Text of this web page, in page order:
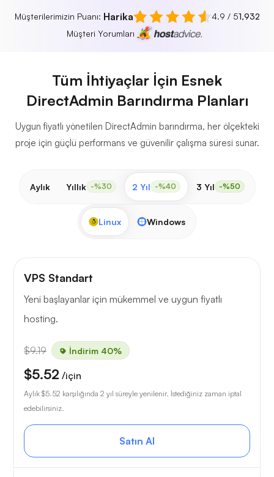
Müşterilerimizin Puanı: Harika 4.9 / 51,932
Müşteri Yorumları
Tüm İhtiyaçlar İçin Esnek
DirectAdmin Barındırma Planları
Uygun fiyatlı yönetilen DirectAdmin barındırma, her ölçekteki
proje için güçlü performans ve güvenilir çalışma süresi sunar.
Aylık Yıllık -%30 2 Yıl -%40 3 Yıl -%50
Linux Windows
VPS Standart
Yeni başlayanlar için mükemmel ve uygun fiyatlı
hosting.
$9.19 İndirim 40%
$5.52 /için
Aylık $5.52 karşılığında 2 yıl süreyle yenilenir. İstediğiniz zaman iptal
edebilirsiniz.
Satın Al